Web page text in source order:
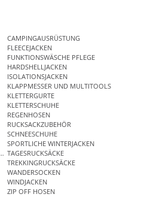
CAMPINGAUSRÜSTUNG
FLEECEJACKEN
FUNKTIONSWÄSCHE PFLEGE
HARDSHELLJACKEN
ISOLATIONSJACKEN
KLAPPMESSER UND MULTITOOLS
KLETTERGURTE
KLETTERSCHUHE
REGENHOSEN
RUCKSACKZUBEHÖR
SCHNEESCHUHE
SPORTLICHE WINTERJACKEN
TAGESRUCKSÄCKE
TREKKINGRUCKSÄCKE
WANDERSOCKEN
WINDJACKEN
ZIP OFF HOSEN